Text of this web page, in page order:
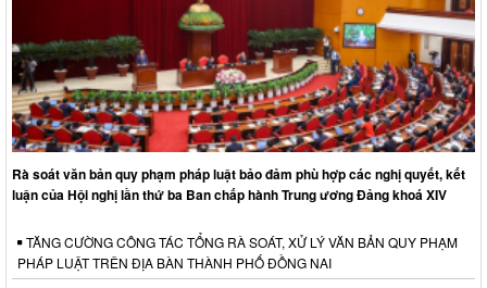
Rà soát văn bản quy phạm pháp luật bảo đảm phù hợp các nghị quyết, kết
luận của Hội nghị lần thứ ba Ban chấp hành Trung ương Đảng khoá XIV
TĂNG CƯỜNG CÔNG TÁC TỔNG RÀ SOÁT, XỬ LÝ VĂN BẢN QUY PHẠM
PHÁP LUẬT TRÊN ĐỊA BÀN THÀNH PHỐ ĐỒNG NAI